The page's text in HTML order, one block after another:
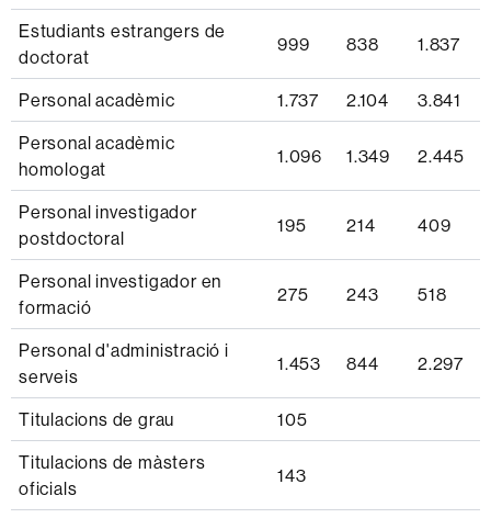
Estudiants estrangers de
doctorat
999 838 1.837
Personal acadèmic 1.737 2.104
3.841
Personal acadèmic
homologat
1.096 1.349 2.445
Personal investigador
postdoctoral
195 214 409
Personal investigador en
formació
275 243 518
Personal d'administració i
serveis
1.453 844 2.297
Titulacions de grau
105
Titulacions de màsters
oficials
143